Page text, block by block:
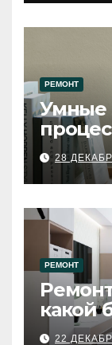
РЕМОНТ
Умные
28
РЕМОНТ
какой
22